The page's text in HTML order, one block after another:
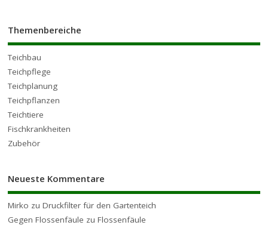
Themenbereiche
Teichbau
Teichpflege
Teichplanung
Teichpflanzen
Teichtiere
Fischkrankheiten
Zubehör
Neueste Kommentare
Mirko zuDruckfilter für den Gartenteich
Gegen Flossenfäule zuFlossenfäule